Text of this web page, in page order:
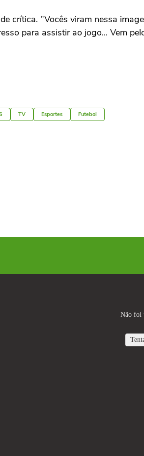
crítica. "Vocês viram nessa
para assistir ao jogo... Vem
TV Esportes Futebol